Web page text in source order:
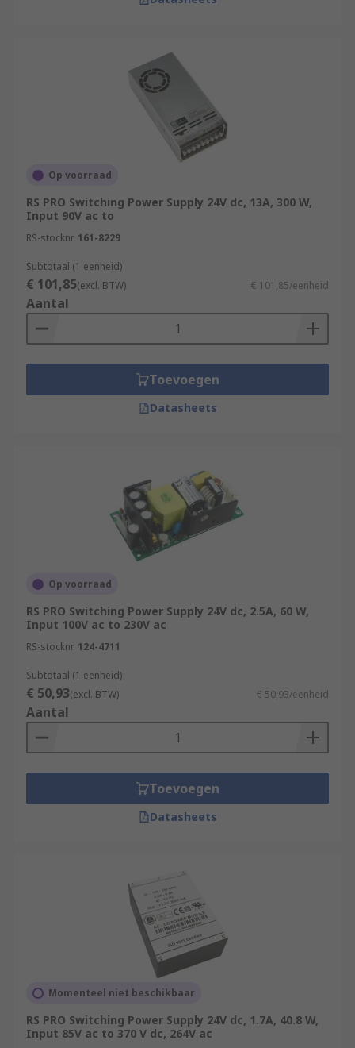
Op voorraad
RS PRO Switching Power Supply 24V dc, 13A, 300 W,
Input 90V ac to
RS-stocknr. 161-8229
Subtotaal (1 eenheid)
€ 101,85(excl. BTW) € 101,85/eenheid
Aantal
Toevoegen
Datasheets
Op voorraad
RS PRO Switching Power Supply 24V dc, 2.5A, 60 W,
Input 100V ac to 230V ac
RS-stocknr. 124-4711
Subtotaal (1 eenheid)
€ 50,93(excl. BTW) € 50,93/eenheid
Aantal
Toevoegen
Datasheets
Momenteel niet beschikbaar
RS PRO Switching Power Supply 24V dc, 1.7A, 40.8 W,
Input 85V ac to 370 V dc, 264V ac